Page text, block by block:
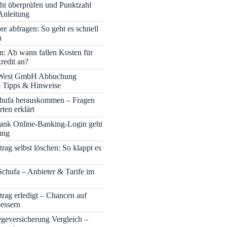
überprüfen und Punktzahl
abfragen: So geht es schnell
Ab wann fallen Kosten für
an?
GmbH Abbuchung
Tipps & Hinweise
herauskommen – Fragen
erklärt
Online-Banking-Login geht
selbst löschen: So klappt es
– Anbieter & Tarife im
erledigt – Chancen auf
Vergleich –